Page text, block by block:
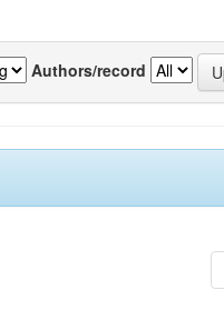
Authors/record